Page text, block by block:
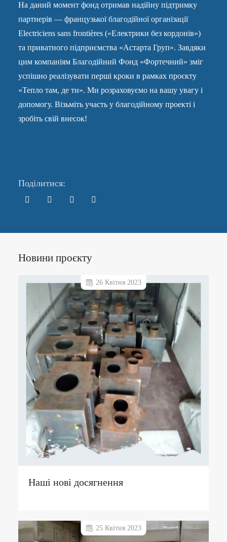
На даний момент фонд отримав надійну підтримку
партнерів — французької благодійної організації
Electriciens sans frontières («Електрики без кордонів»)
та приватного підприємства «Астарта Груп». Завдяки
цим компаніям Благодійний Фонд «Фортечний» зміг
успішно реалізувати перші кроки в рамках проєкту
«Тепло там, де ти». Ми розраховуємо на вашу увагу і
допомогу. Візьміть участь у благодійному проекті і
зробіть свій внесок!
Поділитися:
Новини проєкту
Наші нові досягнення
26 Квітня 2023
25 Квітня 2023